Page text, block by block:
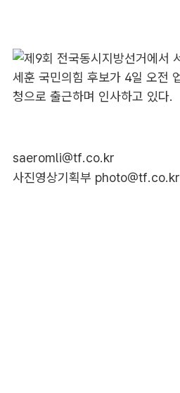
saeromli@tf.co.kr
사진영상기획부 photo@tf.co.kr